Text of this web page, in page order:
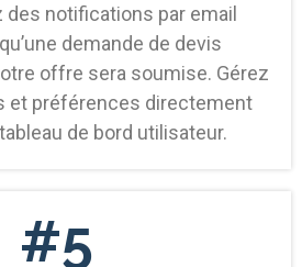
notifications par email
demande de devis
offre sera soumise. Gérez
et préférences directement
de bord utilisateur.
#5